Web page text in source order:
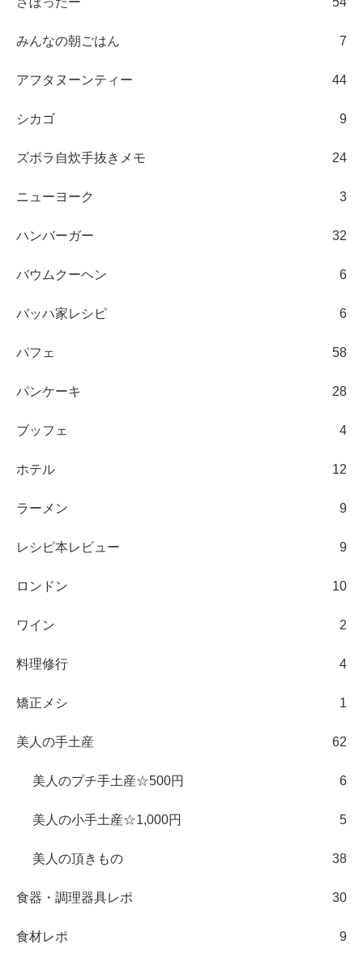
みんなの朝ごはん 7
アフタヌーンティー 44
シカゴ 9
ズボラ自炊手抜きメモ 24
ニューヨーク 3
ハンバーガー 32
バウムクーヘン 6
バッハ家レシピ 6
パフェ 58
パンケーキ 28
ブッフェ 4
ホテル 12
ラーメン 9
レシピ本レビュー 9
ロンドン 10
ワイン 2
料理修行 4
矯正メシ 1
美人の手土産 62
美人のプチ手土産☆500円 6
美人の小手土産☆1,000円 5
美人の頂きもの 38
食器・調理器具レポ 30
食材レポ 9